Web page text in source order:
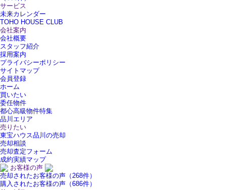
サービス
未来カレンダー
TOHO HOUSE CLUB
会社案内
会社概要
スタッフ紹介
採用案内
プライバシーポリシー
サイトマップ
会員登録
ホーム
買いたい
委任物件
都心高級物件特集
品川エリア
売りたい
東宝ハウス品川の売却
売却相談
売却査定フォーム
成約実績マップ
お客様の声
売却されたお客様の声（268件）
購入されたお客様の声（686件）